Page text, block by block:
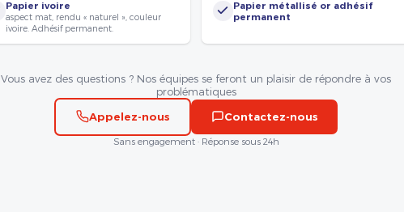
Papier ivoire
aspect mat, rendu « naturel », couleur
ivoire. Adhésif permanent.
Papier métallisé or adhésif
permanent
Vous avez des questions ? Nos équipes se feront un plaisir de répondre à vos
problématiques
Appelez-nous
Contactez-nous
Sans engagement · Réponse sous 24h